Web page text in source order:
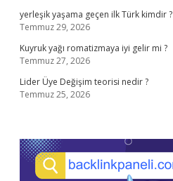
yerleşik yaşama geçen ilk Türk kimdir ?
Temmuz 29, 2026
Kuyruk yağı romatizmaya iyi gelir mi ?
Temmuz 27, 2026
Lider Üye Değişim teorisi nedir ?
Temmuz 25, 2026